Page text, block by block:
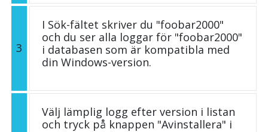
3
I Sök-fältet skriver du "foobar2000"
och du ser alla loggar för "foobar2000"
i databasen som är kompatibla med
din Windows-version.
Välj lämplig logg efter version i listan
och tryck på knappen "Avinstallera" i